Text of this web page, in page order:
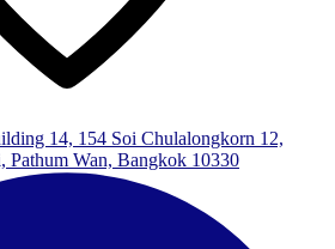
14, 154 Soi Chulalongkorn 12,
Pathum Wan, Bangkok 10330